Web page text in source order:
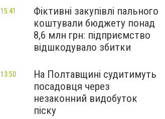
Фіктивні закупівлі пального
коштували бюджету понад
8,6 млн грн: підприємство
відшкодувало збитки
15:41
На Полтавщині судитимуть
посадовця через
незаконний видобуток
піску
13:50